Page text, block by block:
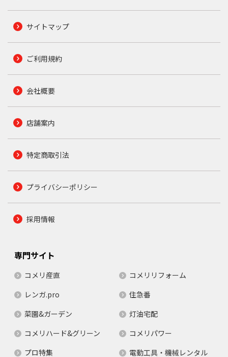
サイトマップ
ご利用規約
会社概要
店舗案内
特定商取引法
プライバシーポリシー
採用情報
専門サイト
コメリ産直
コメリリフォーム
レンガ.pro
住急番
菜園&ガーデン
灯油宅配
コメリハード&グリーン
コメリパワー
プロ特集
電動工具・機械レンタル